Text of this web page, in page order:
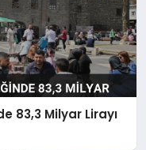
83,3 Milyar Lirayı